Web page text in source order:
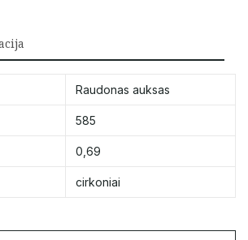
Raudonas auksas
585
0,69
cirkoniai